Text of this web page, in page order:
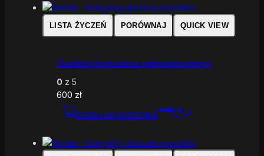
LISTA ŻYCZEŃ PORÓWNAJ QUICK VIEW
Szablon formularza zgłoszeniowego
0 z 5
600 zł
DODAJ DO KOSZYKA